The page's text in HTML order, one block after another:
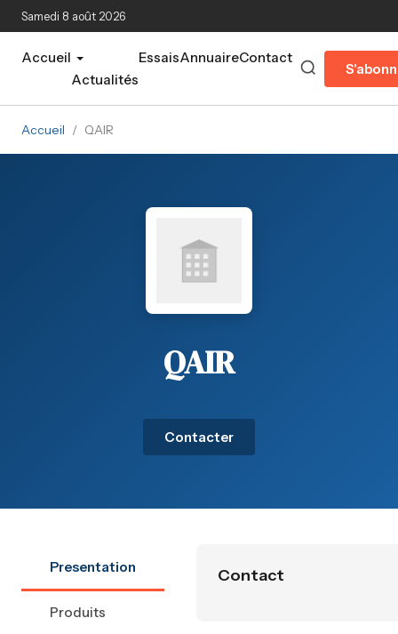
Aller au contenu principal
Samedi 8 août 2026
Accueil
Actualités
EssaisAnnuaireContact
Accueil / QAIR
QAIR
Contacter
Presentation
Produits
Contact